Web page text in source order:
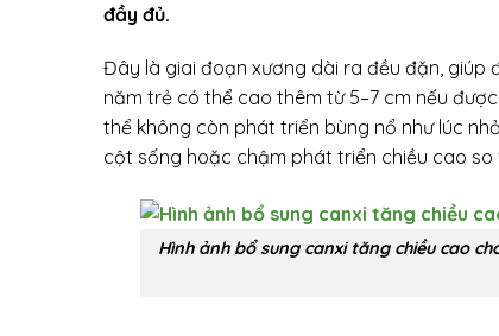
đầy đủ.
Đây là giai đoạn xương dài ra đều đặn, giúp
năm trẻ có thể cao thêm từ 5–7 cm nếu
thể không còn phát triển bùng nổ như lúc
cột sống hoặc chậm phát triển chiều cao so
Hình ảnh bổ sung canxi tăng chiều cao